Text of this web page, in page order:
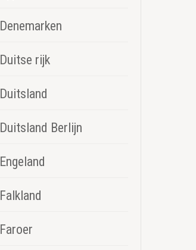
Denemarken
Duitse rijk
Duitsland
Duitsland Berlijn
Engeland
Falkland
Faroer